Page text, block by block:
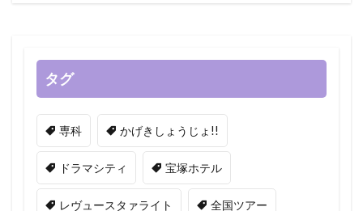
タグ
専科 かげきしょうじょ!!
ドラマシティ 宝塚ホテル
レヴュースタァライト 全国ツアー